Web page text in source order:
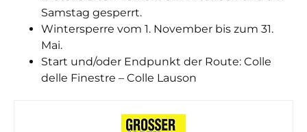
Samstag gesperrt.
Wintersperre vom 1. November bis zum 31.
Mai.
Start und/oder Endpunkt der Route: Colle
delle Finestre – Colle Lauson